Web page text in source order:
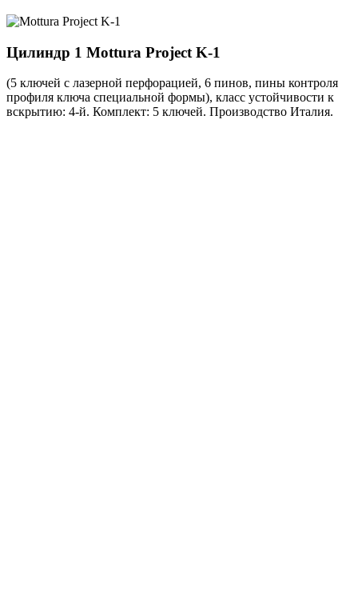
Цилиндр 1 Mottura Project K-1
(5 ключей с лазерной перфорацией, 6 пинов, пины контроля
профиля ключа специальной формы), класс устойчивости к
вскрытию: 4-й. Комплект: 5 ключей. Производство Италия.